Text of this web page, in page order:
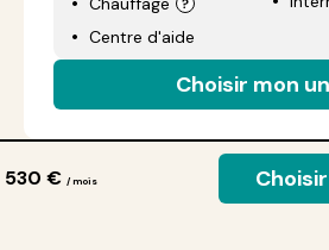
Centre d'aide
Choisir mon
530 € / mois